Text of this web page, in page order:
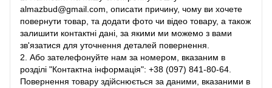
almazbud@gmail.com, описати причину, чому ви хочете
повернути товар, та додати фото чи відео товару, а також
залишити контактні дані, за якими ми можемо з вами
зв'язатися для уточнення деталей повернення.
2. Або зателефонуйте нам за номером, вказаним в
розділі "Контактна інформація": +38 (097) 841-80-64.
Повернення товару здійснюється за даними, вказаними в